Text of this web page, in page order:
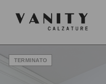
TERMINATO